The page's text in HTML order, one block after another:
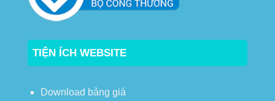
TIỆN ÍCH WEBSITE
Download bảng giá